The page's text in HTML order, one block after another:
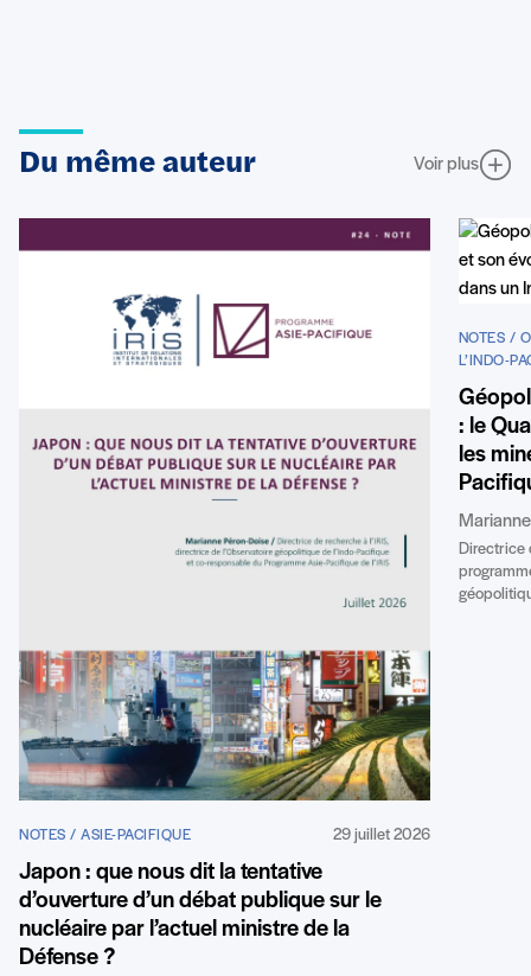
Du même auteur Voir plus
NOTES / ASIE-PACIFIQUE 29 juillet 2026
Japon : que nous dit la tentative
d’ouverture d’un débat publique sur le
nucléaire par l’actuel ministre de la
Défense ?
NOTES /
L’INDO-
: le
les
Directrice